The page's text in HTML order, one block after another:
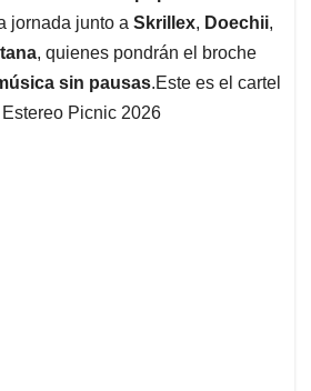
jornada junto a Skrillex, Doechii,
, quienes pondrán el broche
sin pausas.Este es el cartel
Picnic 2026